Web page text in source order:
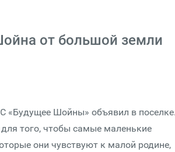
от большой земли
«Будущее Шойны» объявил в поселке.
того, чтобы самые маленькие
они чувствуют к малой родине,